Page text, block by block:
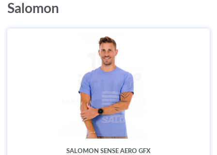
Salomon
SALOMON SENSE AERO GFX